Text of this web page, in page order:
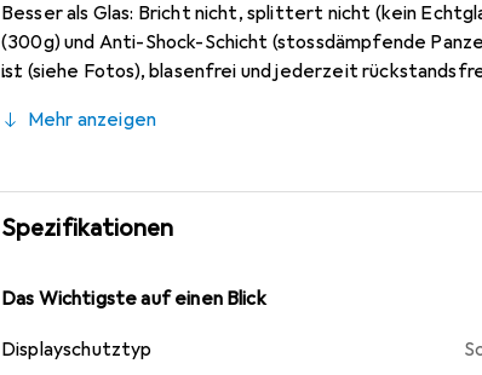
Besser als Glas: Bricht nicht, splittert nicht (kein
(300g) und Anti-Shock-Schicht (stossdämpfende
ist (siehe Fotos), blasenfrei und jederzeit
Markenprodukt made in Germany.
Mehr anzeigen
Spezifikationen
Das Wichtigste auf einen Blick
Displayschutztyp